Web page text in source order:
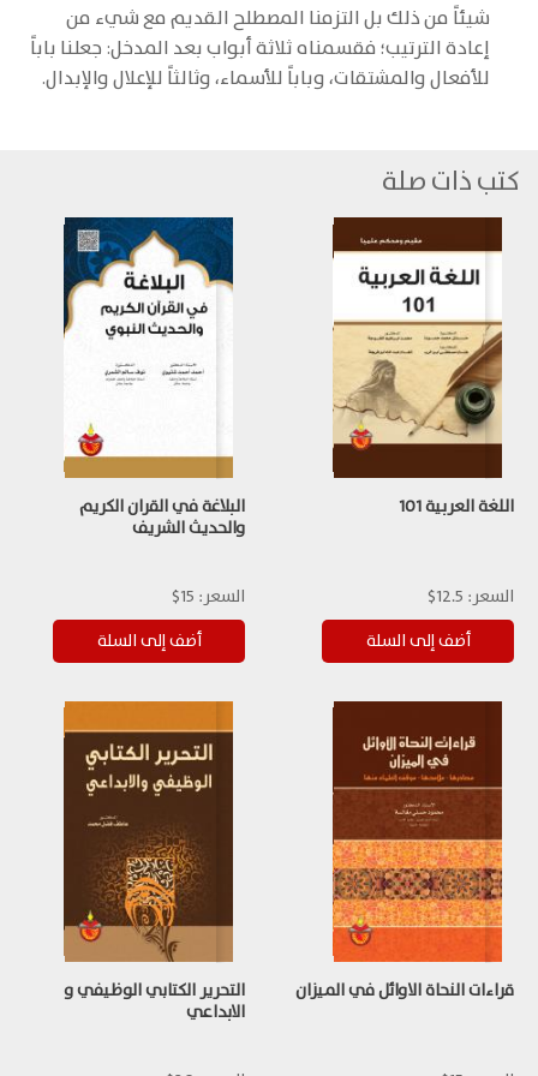
شيئاً من ذلك بل التزمنا المصطلح القديم مع شيء من
إعادة الترتيب؛ فقسمناه ثلاثة أبواب بعد المدخل: جعلنا باباً
للأفعال والمشتقات، وباباً للأسماء، وثالثاً للإعلال والإبدال.
كتب ذات صلة
اللغة العربية 101
السعر: 12.5$
البلاغة في القران الكريم
والحديث الشريف
السعر: 15$
قراءات النحاة الاوائل في الميزان
التحرير الكتابي الوظيفي و
الابداعي